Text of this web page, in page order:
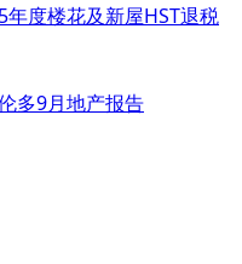
度楼花及新屋HST退税
多9月地产报告